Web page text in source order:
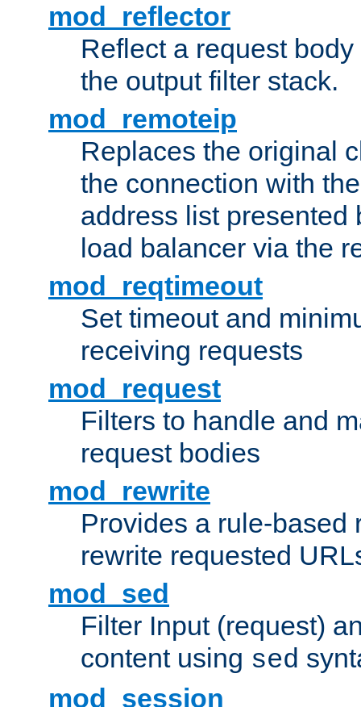
mod_reflector
Reflect a request
the output filter stack.
mod_remoteip
Replaces the original
the connection with
address list presented
load balancer via the
mod_reqtimeout
Set timeout and
receiving requests
mod_request
Filters to handle and
request bodies
mod_rewrite
Provides a rule-based
rewrite requested
mod_sed
Filter Input (request)
content using sed
mod_session